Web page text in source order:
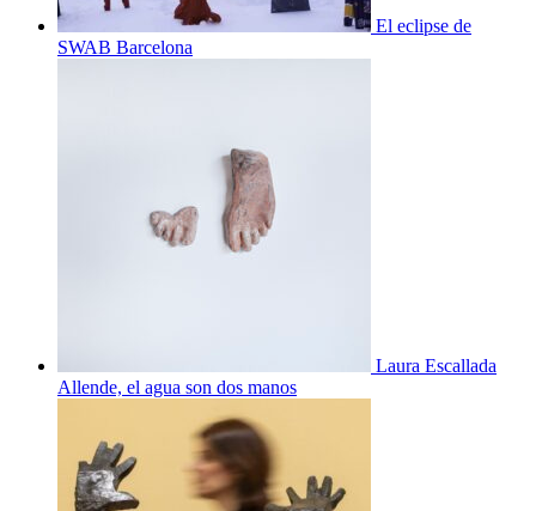
El eclipse de
SWAB Barcelona
Laura Escallada
Allende, el agua son dos manos